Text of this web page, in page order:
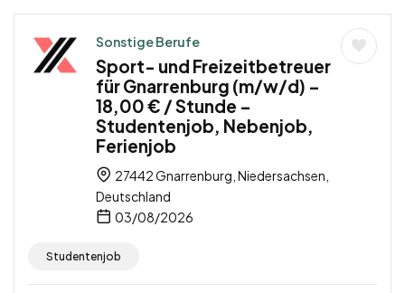
Sonstige Berufe
Sport- und Freizeitbetreuer
für Gnarrenburg (m/w/d) –
18,00 € / Stunde –
Studentenjob, Nebenjob,
Ferienjob
27442 Gnarrenburg, Niedersachsen,
Deutschland
03/08/2026
Studentenjob